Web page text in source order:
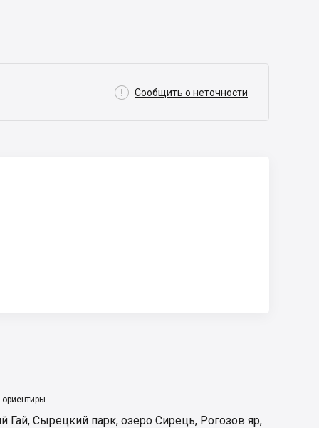
 Сообщить о неточности
Гай, Сырецкий парк, озеро Сирець, Рогозов яр,